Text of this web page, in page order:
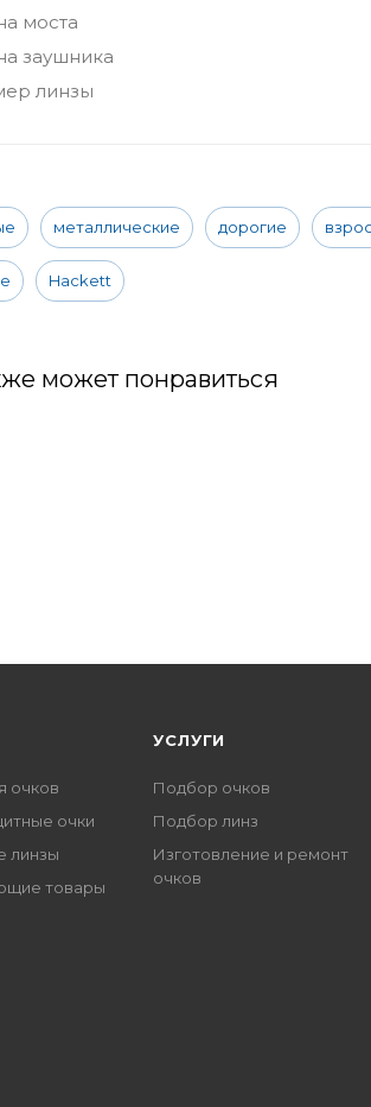
моста
заушника
линзы
металлические дорогие
Hackett
может понравиться
очков
очки
линзы
товары
УСЛУГИ
Подбор очков
Подбор линз
Изготовление и ремонт
очков